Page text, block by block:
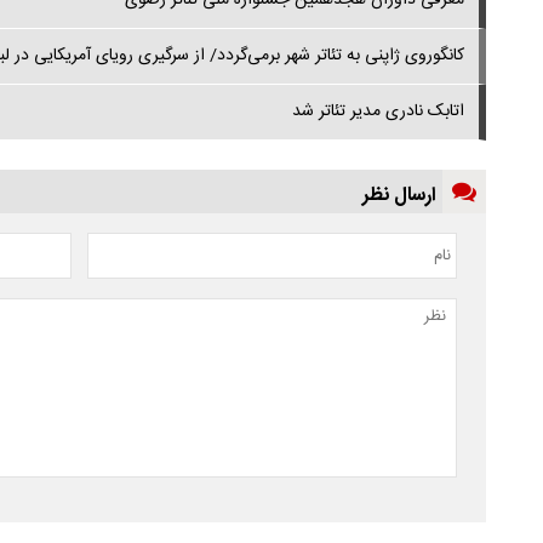
کانگوروی ژاپنی به تئاتر شهر برمی‌گردد/ از سرگیری رویای آمریکایی در
اتابک نادری مدیر تئاتر شد
ارسال نظر